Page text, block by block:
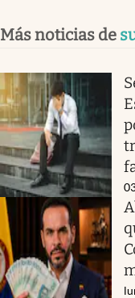
Más noticias de